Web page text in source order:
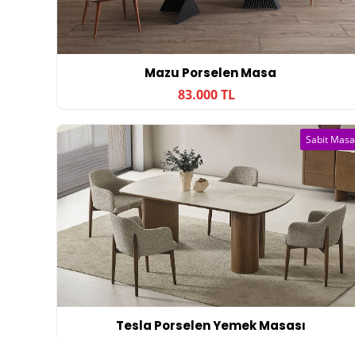
Mazu Porselen Masa
83.000 TL
Tesla Porselen Yemek Masası
Sabit Masa